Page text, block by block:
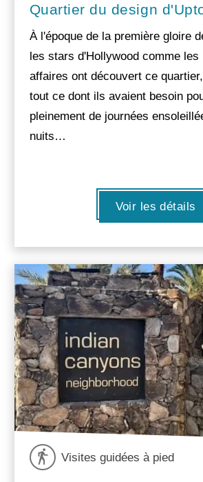
Quartier du design
À l'époque de la première gloire
les stars d'Hollywood comme les
affaires ont découvert ce
tout ce dont ils avaient besoin
pleinement de journées
nuits…
Voir les détails
Visites guidées à pied